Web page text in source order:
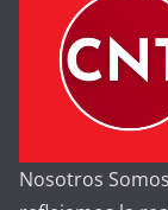
Nosotros